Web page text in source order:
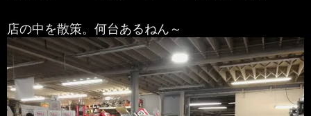
店の中を散策。何台あるねん～